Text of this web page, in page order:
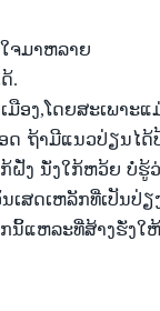
ໃຈມາຫລາຍ
ດ້.
ເມືອງ,ໂດຍສະເພາະແ
ດ ຖ້າມີແນວປ່ຽນໄດ້
ຝັ່ງ ນັ່ງໃກ້ຫວ້ຍ ບໍ່ຮູ້
ເສດເຫລັກທີ່ເປັນປ່ຽ
ນິ້ແຫລະທີ່ສ້າງຮັ່ງໃຫ້